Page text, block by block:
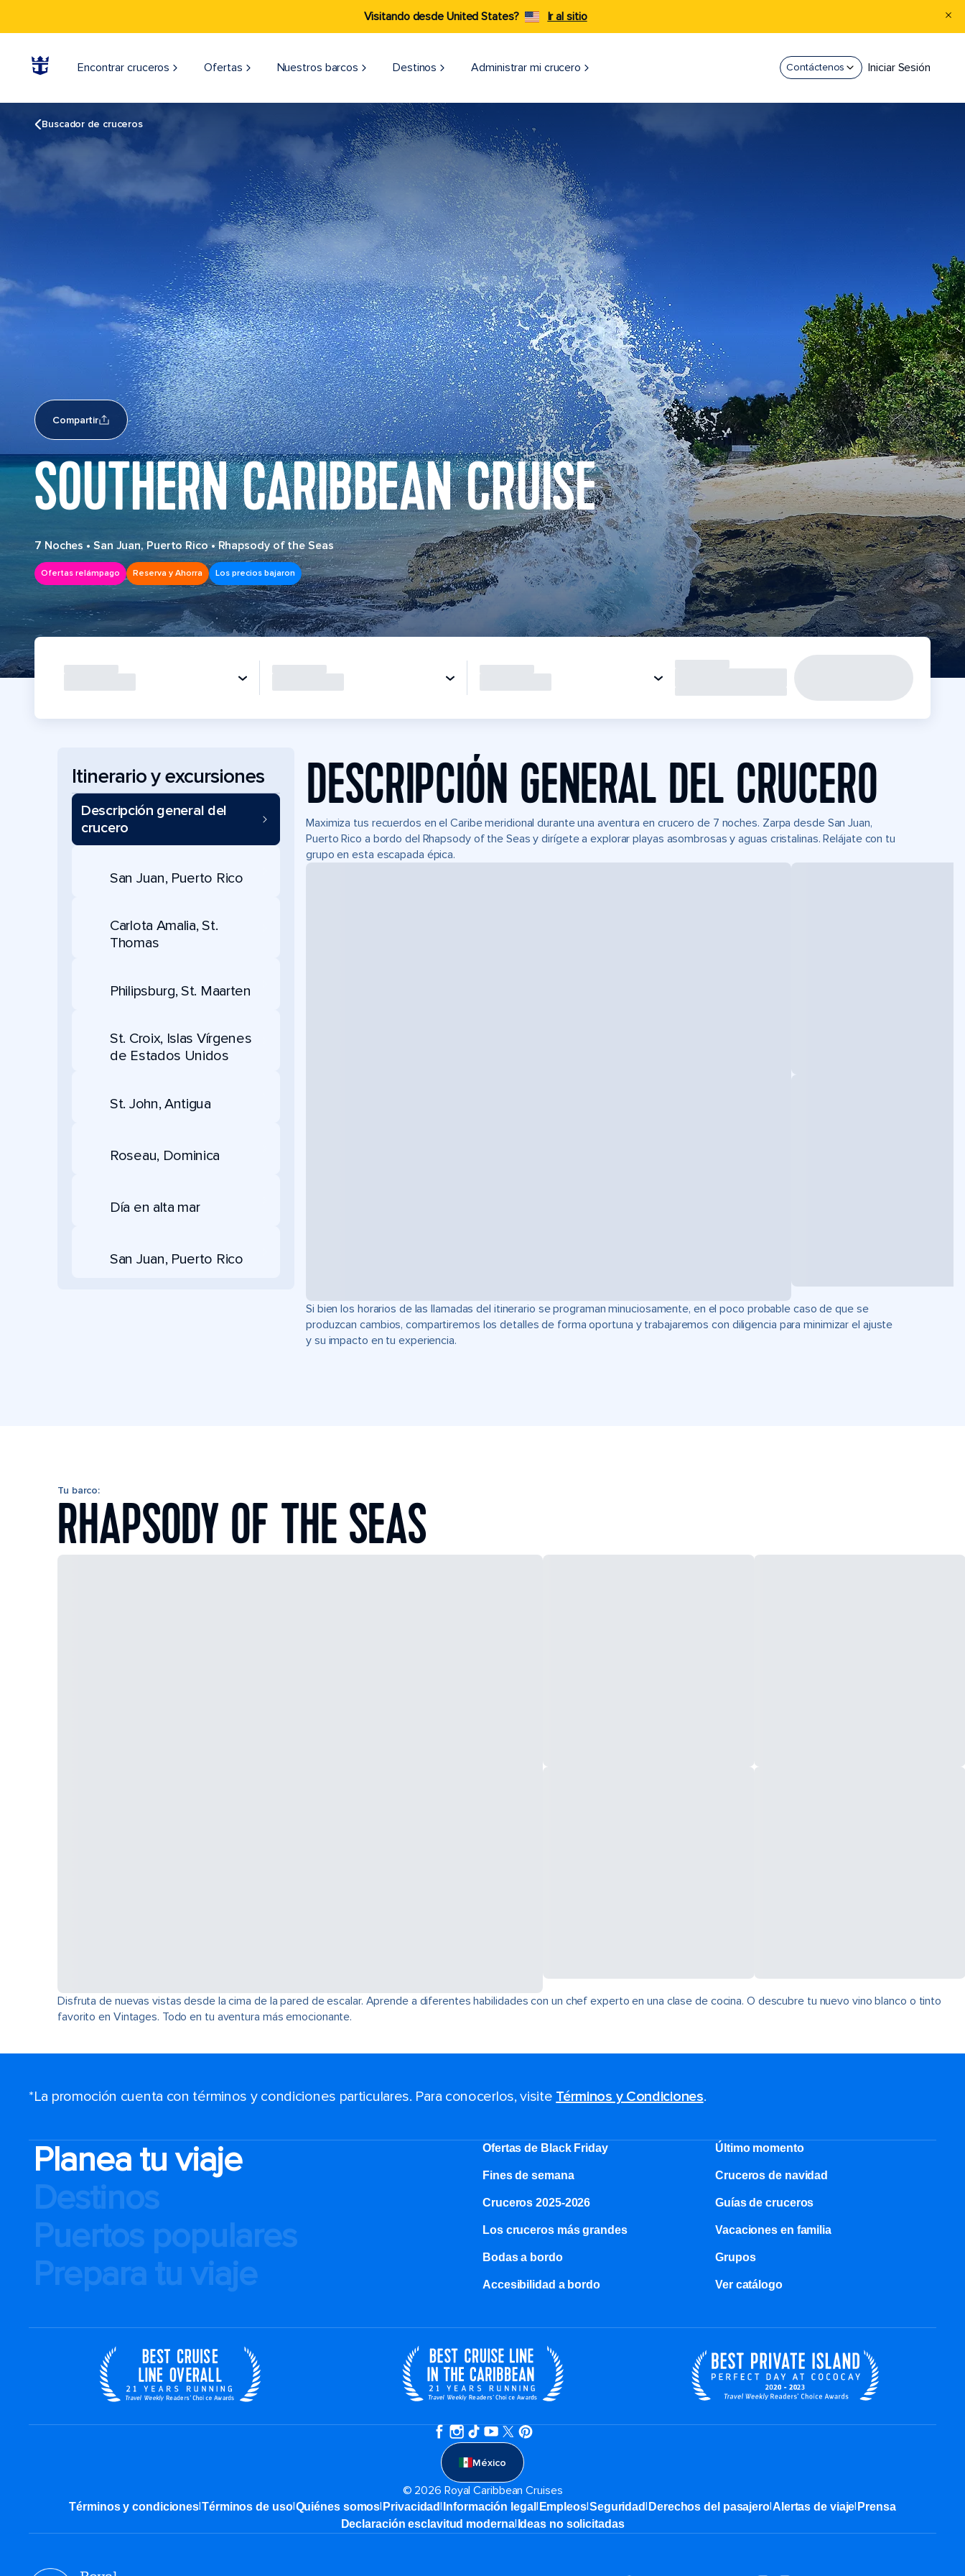
Visitando desde United States? Ir al sitio
Encontrar cruceros Ofertas Nuestros barcos Destinos Administrar mi crucero Contáctenos Iniciar Sesión
Buscador de cruceros
Compartir
SOUTHERN CARIBBEAN CRUISE
7 Noches • San Juan, Puerto Rico•Rhapsody of the Seas
Ofertas relámpago Reserva y Ahorra Los precios bajaron
Itinerario y excursiones
Descripción general del
crucero
San Juan, Puerto Rico
Carlota Amalia, St.
Thomas
Philipsburg, St. Maarten
St. Croix, Islas Vírgenes
de Estados Unidos
St. John, Antigua
Roseau, Dominica
Día en alta mar
San Juan, Puerto Rico
DESCRIPCIÓN GENERAL DEL CRUCERO
Maximiza tus recuerdos en el Caribe meridional durante una aventura en crucero de 7 noches. Zarpa desde San Juan,
Puerto Rico a bordo del Rhapsody of the Seas y dirígete a explorar playas asombrosas y aguas cristalinas. Relájate con tu
grupo en esta escapada épica.
Si bien los horarios de las llamadas del itinerario se programan minuciosamente, en el poco probable caso de que se
produzcan cambios, compartiremos los detalles de forma oportuna y trabajaremos con diligencia para minimizar el ajuste
y su impacto en tu experiencia.
Tu barco:
RHAPSODY OF THE SEAS
Disfruta de nuevas vistas desde la cima de la pared de escalar. Aprende a diferentes habilidades con un chef experto en una clase de cocina. O descubre tu nuevo vino blanco o tinto
favorito en Vintages. Todo en tu aventura más emocionante.
*La promoción cuenta con términos y condiciones particulares. Para conocerlos, visite Términos y Condiciones.
Planea tu viaje
Destinos
Puertos populares
Prepara tu viaje
Ofertas de Black Friday Último momento
Fines de semana Cruceros de navidad
Cruceros 2025-2026 Guías de cruceros
Los cruceros más grandes Vacaciones en familia
Bodas a bordo Grupos
Accesibilidad a bordo Ver catálogo
México
© 2026 Royal Caribbean Cruises
Términos y condiciones|Términos de uso|Quiénes somos| Privacidad| Información legal | Empleos|Seguridad| Derechos del pasajero|Alertas de viaje| Prensa
Declaración esclavitud moderna| Ideas no solicitadas